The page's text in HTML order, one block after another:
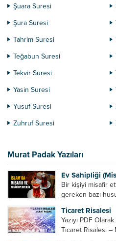
Şuara Suresi
Şura Suresi
Tahrim Suresi
Teğabun Suresi
Tekvir Suresi
Yasin Suresi
Yusuf Suresi
Zuhruf Suresi
Murat Padak Yazıları
Ev Sahipliği
Bir kişiyi misafir
gereken bazı
önce, bir hafta
Ticaret Risalesi
Yazıyı PDF
Ticaret Risalesi –